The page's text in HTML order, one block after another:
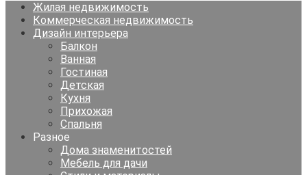
Жилая недвижимость
Коммерческая недвижимость
Дизайн интерьера
Балкон
Ванная
Гостиная
Детская
Кухня
Прихожая
Спальня
Разное
Дома знаменитостей
Мебель для дачи